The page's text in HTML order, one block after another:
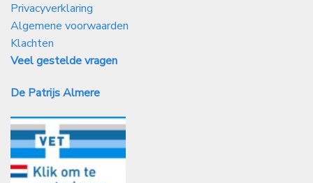
Privacyverklaring
Algemene voorwaarden
Klachten
Veel gestelde vragen
De Patrijs Almere